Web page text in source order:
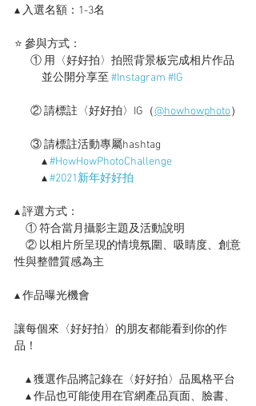
▴ 入選名額：1-3名
⭐ 參與方式：
① 用〈好好拍〉拍照背景板完成相片作品
並公開分享至 #Instagram #IG
  　② 請標註〈好好拍〉IG（
@howhowphoto）
③ 請標註活動專屬hashtag
▴ #HowHowPhotoChallenge
▴ #2021新年好好拍
▴ 評選方式：
① 符合當月攝影主題及活動說明
② 以相片所呈現的情境氛圍、吸睛度、創意
性與整體質感為主
▴ 作品曝光機會
讓每個來〈好好拍〉的朋友都能看到你的作
品！
▴ 獲選作品將記錄在〈好好拍〉品風格平台
▴ 作品也可能使用在官網產品頁面、臉書、